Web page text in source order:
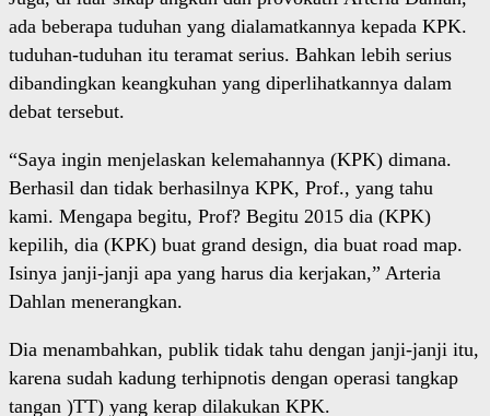
ada beberapa tuduhan yang dialamatkannya kepada KPK.
tuduhan-tuduhan itu teramat serius. Bahkan lebih serius
dibandingkan keangkuhan yang diperlihatkannya dalam
debat tersebut.
“Saya ingin menjelaskan kelemahannya (KPK) dimana.
Berhasil dan tidak berhasilnya KPK, Prof., yang tahu
kami. Mengapa begitu, Prof? Begitu 2015 dia (KPK)
kepilih, dia (KPK) buat grand design, dia buat road map.
Isinya janji-janji apa yang harus dia kerjakan,” Arteria
Dahlan menerangkan.
Dia menambahkan, publik tidak tahu dengan janji-janji itu,
karena sudah kadung terhipnotis dengan operasi tangkap
tangan )TT) yang kerap dilakukan KPK.